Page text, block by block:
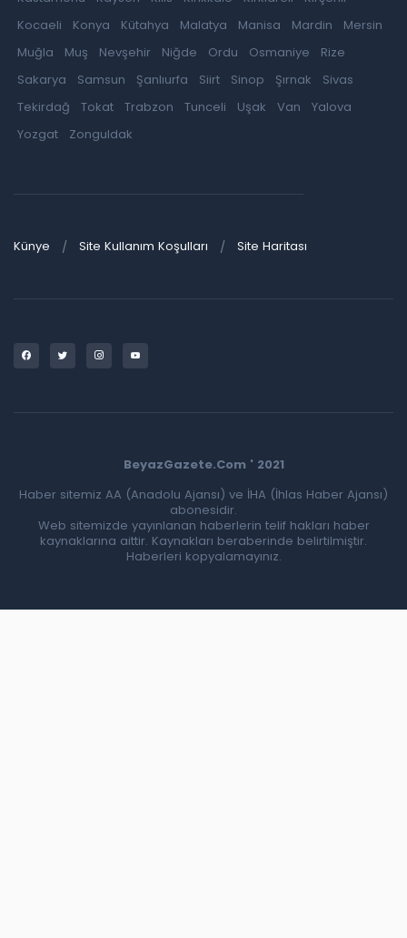
Kocaeli
Konya Kütahya Malatya Manisa Mardin
Mersin
Muğla
Muş Nevşehir Niğde Ordu Osmaniye
Rize
Sakarya
Samsun Şanlıurfa Siirt Sinop Şırnak
Sivas
Tekirdağ
Tokat Trabzon Tunceli Uşak Van
Yalova
Yozgat
Zonguldak
Künye Site Kullanım Koşulları Site Haritası
BeyazGazete.Com ' 2021
Haber sitemiz AA (Anadolu Ajansı) ve İHA (İhlas Haber Ajansı)
abonesidir.
Web sitemizde yayınlanan haberlerin telif hakları haber
kaynaklarına aittir. Kaynakları beraberinde belirtilmiştir.
Haberleri kopyalamayınız.